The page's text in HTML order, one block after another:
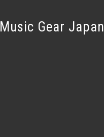
Music Gear Japan